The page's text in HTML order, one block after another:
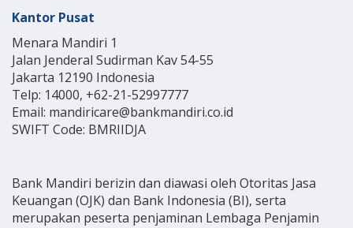
Kantor Pusat
Menara Mandiri 1
Jalan Jenderal Sudirman Kav 54-55
Jakarta 12190 Indonesia
Telp: 14000, +62-21-52997777
Email: mandiricare@bankmandiri.co.id
SWIFT Code: BMRIIDJA
Bank Mandiri berizin dan diawasi oleh Otoritas Jasa
Keuangan (OJK) dan Bank Indonesia (BI), serta
merupakan peserta penjaminan Lembaga Penjamin